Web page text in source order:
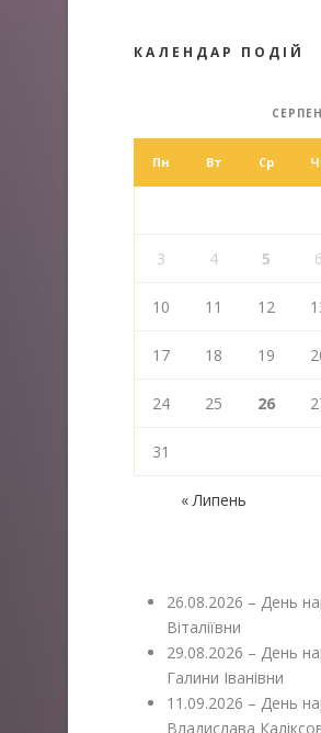
КАЛЕНДАР ПОДІЙ
Пн Вт Ср
3 4 5 6
10 11 12
17 18 19
24 25 26
31
« Липень
26.08.2026 – День
Віталіївни
29.08.2026 – День
Галини Іванівни
11.09.2026 – День
Владислава